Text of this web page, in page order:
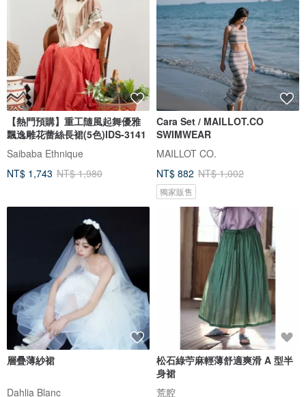
【熱門預購】重工隨風起舞優雅
飄逸雕花蕾絲長裙(5色)IDS-3141
Saibaba Ethnique
NT$ 1,743 NT$ 1,980
Cara Set / MAILLOT.CO
SWIMWEAR
MAILLOT CO.
NT$ 882 NT$ 1,002
獨家販售
層疊薄紗裙
Dahlia Blanc
松石綠苧麻輕薄舒適爽滑 A 型半
身裙
荒腔